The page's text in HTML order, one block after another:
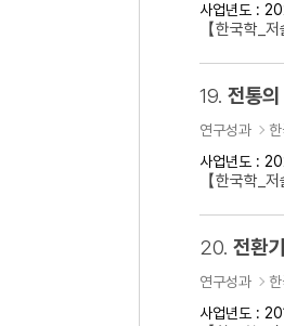
사업년도 :
【한국학_
19. 전통
연구성과
사업년도 :
【한국학_
20. 전환
연구성과
사업년도 :